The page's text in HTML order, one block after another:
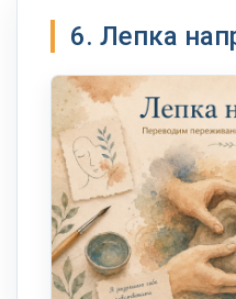
6. Лепка